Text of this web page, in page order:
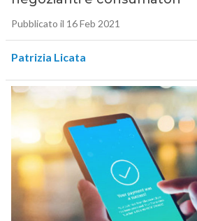
Pubblicato il 16 Feb 2021
Patrizia Licata